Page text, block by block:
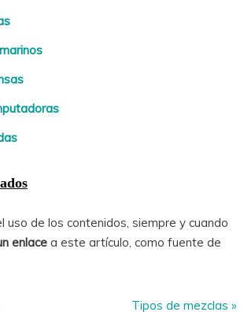
uso de los contenidos, siempre y cuando
enlacea este artículo, como fuente de
Tipos de mezclas »